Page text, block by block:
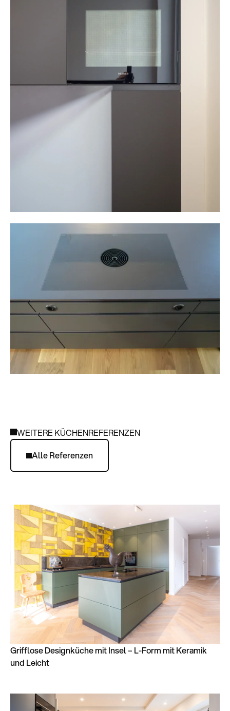
WEITERE KÜCHENREFERENZEN
Alle Referenzen
Grifflose Designküche mit Insel – L-Form mit Keramik
und Leicht